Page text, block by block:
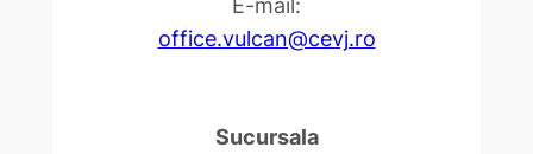
office.vulcan@cevj.ro
Sucursala